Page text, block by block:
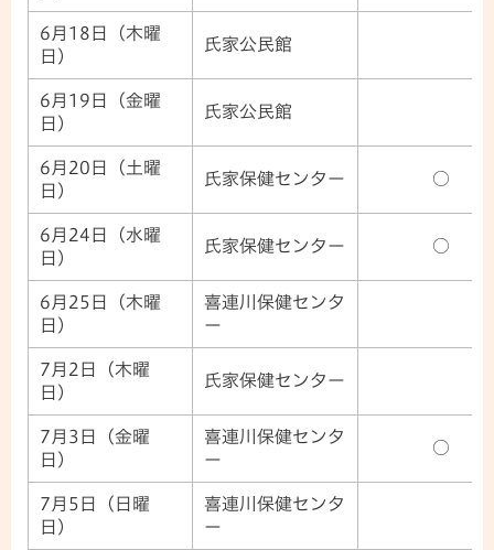
6月18日（木曜
日）
氏家公民館
6月19日（金曜
日）
氏家公民館
6月20日（土曜
日）
氏家保健センター ○
6月24日（水曜
日）
氏家保健センター ○
6月25日（木曜
日）
喜連川保健センタ
ー
7月2日（木曜
日）
氏家保健センター
7月3日（金曜
日）
喜連川保健センタ
ー
○
7月5日（日曜
日）
喜連川保健センタ
ー